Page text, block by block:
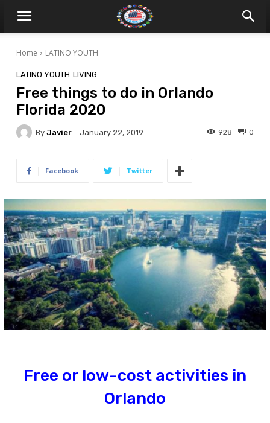
Home LATINO YOUTH
LATINO YOUTH LIVING
Free things to do in Orlando
Florida 2020
By Javier January 22, 2019 0
928
Facebook Twitter
Free or low-cost activities in
Orlando